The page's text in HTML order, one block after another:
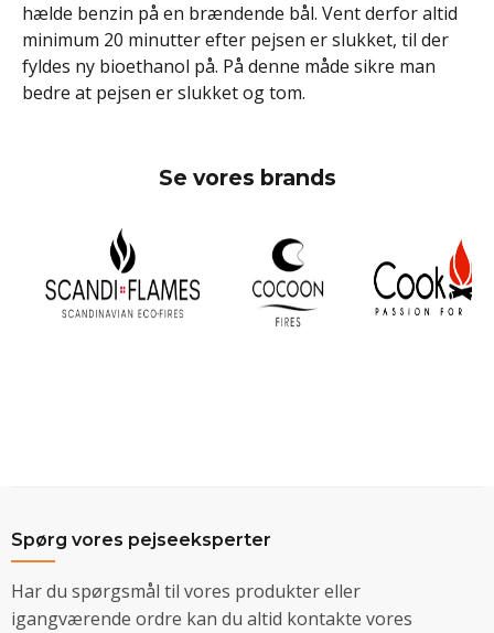
hælde benzin på en brændende bål. Vent derfor altid
minimum 20 minutter efter pejsen er slukket, til der
fyldes ny bioethanol på. På denne måde sikre man
bedre at pejsen er slukket og tom.
Se vores brands
Spørg vores pejseeksperter
Har du spørgsmål til vores produkter eller
igangværende ordre kan du altid kontakte vores